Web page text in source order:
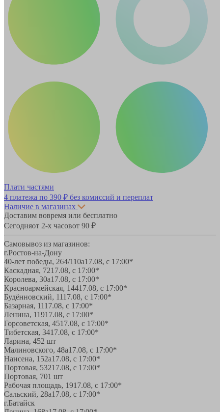
Плати частями
4 платежа по 390 ₽ без комиссий и переплат
Наличие в магазинах
Доставим вовремя или бесплатно
Сегодняот 2-х часовот 90 ₽
Самовывоз из магазинов:
г.Ростов-на-Дону
40-лет победы, 264/110а17.08, с 17:00*
Каскадная, 7217.08, с 17:00*
Королева, 30а17.08, с 17:00*
Красноармейская, 14417.08, с 17:00*
Будённовский, 1117.08, с 17:00*
Базарная, 1117.08, с 17:00*
Ленина, 11917.08, с 17:00*
Горсоветская, 4517.08, с 17:00*
Тибетская, 3417.08, с 17:00*
Ларина, 452 шт
Малиновского, 48а17.08, с 17:00*
Нансена, 152а17.08, с 17:00*
Портовая, 53217.08, с 17:00*
Портовая, 701 шт
Рабочая площадь, 1917.08, с 17:00*
Сальский, 28a17.08, с 17:00*
г.Батайск